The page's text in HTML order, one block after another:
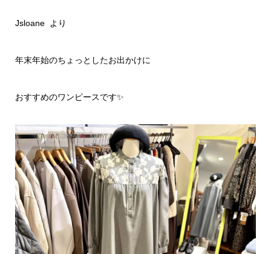
Jsloane より
年末年始のちょっとしたお出かけに
おすすめのワンピースです✨